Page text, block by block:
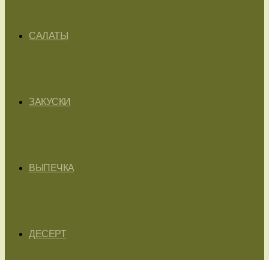
САЛАТЫ
ЗАКУСКИ
ВЫПЕЧКА
ДЕСЕРТ